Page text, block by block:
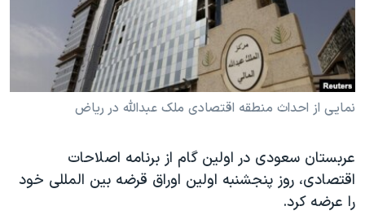
فرهنگ و زندگی
حقوق شهروندی
اقتصادی
علم و فناوری
گالری عکس
آرشیو پخش زنده
انتخابات ریاست جمهوری آمریکا ۲۰۲۴
حمله جمهوری اسلامی به اسرائیل
رمز مهسا
اعتراضات زن، زندگی، آزادی
مجموعه مستندهای دادخواهی
دنبال کنید
نمایی از احداث منطقه اقتصادی ملک عبدالله در ریاض
عربستان سعودی در اولین گام از برنامه اصلاحات
اقتصادی، روز پنجشنبه اولین اوراق قرضه بین المللی خود
را عرضه کرد.